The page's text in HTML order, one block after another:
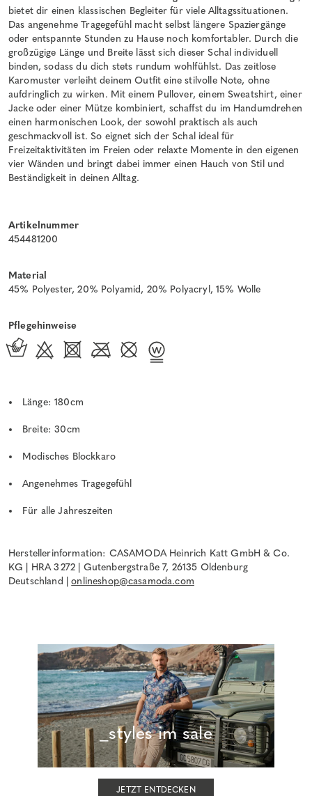
bietet dir einen klassischen Begleiter für viele Alltagssituationen.
Das angenehme Tragegefühl macht selbst längere Spaziergänge
oder entspannte Stunden zu Hause noch komfortabler. Durch die
großzügige Länge und Breite lässt sich dieser Schal individuell
binden, sodass du dich stets rundum wohlfühlst. Das zeitlose
Karomuster verleiht deinem Outfit eine stilvolle Note, ohne
aufdringlich zu wirken. Mit einem Pullover, einem Sweatshirt, einer
Jacke oder einer Mütze kombiniert, schaffst du im Handumdrehen
einen harmonischen Look, der sowohl praktisch als auch
geschmackvoll ist. So eignet sich der Schal ideal für
Freizeitaktivitäten im Freien oder relaxte Momente in den eigenen
vier Wänden und bringt dabei immer einen Hauch von Stil und
Beständigkeit in deinen Alltag.
Artikelnummer
454481200
Material
45% Polyester, 20% Polyamid, 20% Polyacryl, 15% Wolle
Pflegehinweise
Länge: 180cm
Breite: 30cm
Modisches Blockkaro
Angenehmes Tragegefühl
Für alle Jahreszeiten
Herstellerinformation: CASAMODA Heinrich Katt GmbH & Co.
KG | HRA 3272 | Gutenbergstraße 7, 26135 Oldenburg
Deutschland |onlineshop@casamoda.com
_styles im sale
JETZT ENTDECKEN